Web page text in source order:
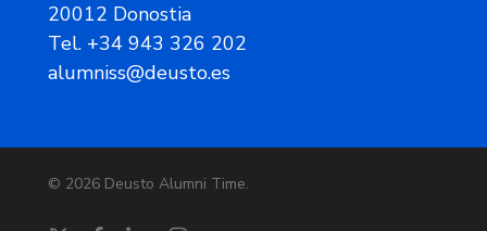
20012 Donostia
Tel. +34 943 326 202
alumniss@deusto.es
© 2026 Deusto Alumni Time.